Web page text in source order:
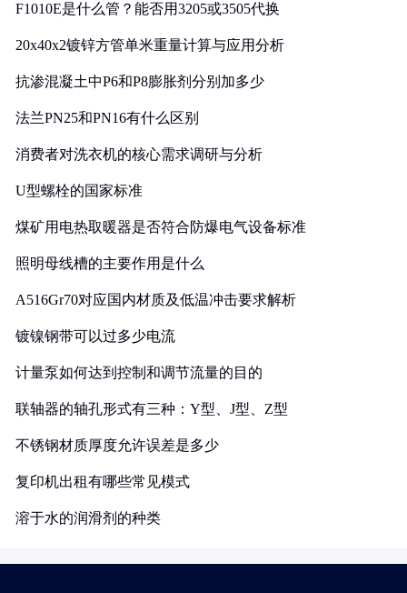
F1010E是什么管？能否用3205或3505代换
20x40x2镀锌方管单米重量计算与应用分析
抗渗混凝土中P6和P8膨胀剂分别加多少
法兰PN25和PN16有什么区别
消费者对洗衣机的核心需求调研与分析
U型螺栓的国家标准
煤矿用电热取暖器是否符合防爆电气设备标准
照明母线槽的主要作用是什么
A516Gr70对应国内材质及低温冲击要求解析
镀镍钢带可以过多少电流
计量泵如何达到控制和调节流量的目的
联轴器的轴孔形式有三种：Y型、J型、Z型
不锈钢材质厚度允许误差是多少
复印机出租有哪些常见模式
溶于水的润滑剂的种类